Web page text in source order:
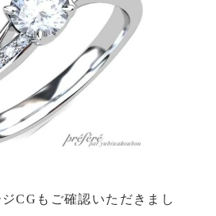
CGもご確認いただきまし